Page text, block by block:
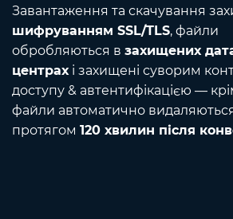
Завантаження та скачування
шифруванням SSL/TLS, файли
обробляються в захищених
центрахі захищені суворим
доступу & автентифікацією —
файли автоматично
протягом 120 хвилин після